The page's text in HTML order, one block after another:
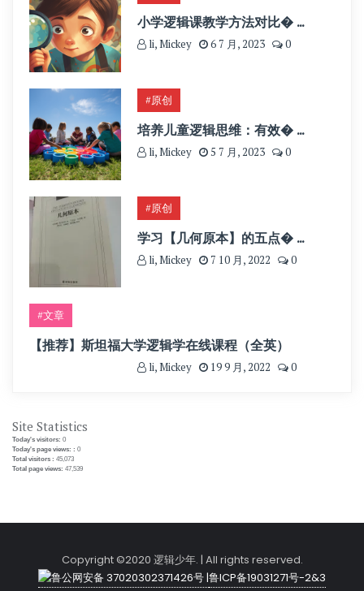
小学逻辑课教学方法对比� ...
li, Mickey 6 7 月, 2023 0
#原创
培养儿童逻辑思维：有效� ...
li, Mickey 5 7 月, 2023 0
#原创
学习【几何原本】的五点� ...
li, Mickey 7 10 月, 2022 0
#文章
【推荐】斯坦福大学逻辑学在线课程（全英）
li, Mickey 19 9 月, 2022 0
Site Statistics
Today's visitors: 0
Today's page views: : 0
Total visitors : 45,073
Total page views: 47,539
Copyright ©2020 逻辑少年. | All rights reserved.
鲁公网安备 37020302371426号 |鲁ICP备19031271号-2&3